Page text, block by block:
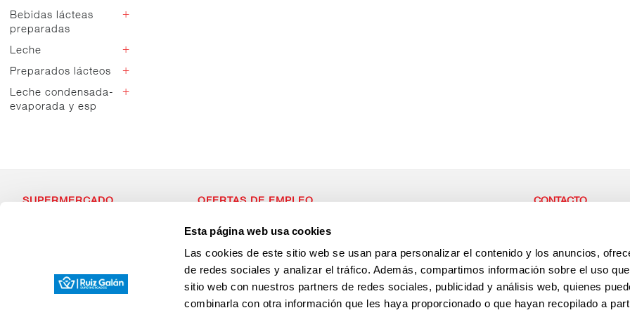
Esta página web usa cookies
Las cookies de este sitio web se usan para personalizar el contenido y los anuncios,
de redes sociales y analizar el tráfico. Además, compartimos información sobre el uso
sitio web con nuestros partners de redes sociales, publicidad y análisis web, quienes
combinarla con otra información que les haya proporcionado o que hayan recopilado a
Vegetal
Light
Natural
Dados
Bebidas lácteas
preparadas
+
Otras bebidas
Café
Chocolate
Leche +
Cabra y oveja
Leches especiales
Entera
Preparados lácteos +
Vegetal
Leche condensada-
evaporada y esp
+
SUPERMERCADO
Charcutería
Quesos al Corte
OFERTAS DE EMPLEO
con valores, que apuesta por las personas,
CONTACTO
España
+34 956 64 33 01
Antención al cliente
+34 696 237 022